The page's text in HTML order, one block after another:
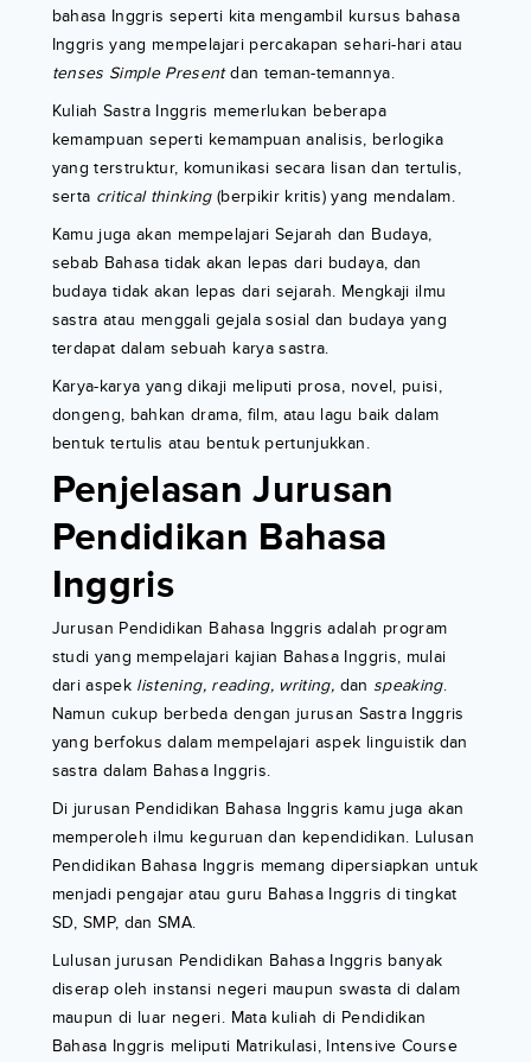
bahasa Inggris seperti kita mengambil kursus bahasa
Inggris yang mempelajari percakapan sehari-hari atau
tenses Simple Presentdan teman-temannya.
Kuliah Sastra Inggris memerlukan beberapa
kemampuan seperti kemampuan analisis, berlogika
yang terstruktur, komunikasi secara lisan dan tertulis,
serta critical thinking(berpikir kritis) yang mendalam.
Kamu juga akan mempelajari Sejarah dan Budaya,
sebab Bahasa tidak akan lepas dari budaya, dan
budaya tidak akan lepas dari sejarah. Mengkaji ilmu
sastra atau menggali gejala sosial dan budaya yang
terdapat dalam sebuah karya sastra.
Karya-karya yang dikaji meliputi prosa, novel, puisi,
dongeng, bahkan drama, film, atau lagu baik dalam
bentuk tertulis atau bentuk pertunjukkan.
Penjelasan Jurusan
Pendidikan Bahasa
Inggris
Jurusan Pendidikan Bahasa Inggris adalah program
studi yang mempelajari kajian Bahasa Inggris, mulai
dari aspek listening, reading, writing, dan speaking.
Namun cukup berbeda dengan jurusan Sastra Inggris
yang berfokus dalam mempelajari aspek linguistik dan
sastra dalam Bahasa Inggris.
Di jurusan Pendidikan Bahasa Inggris kamu juga akan
memperoleh ilmu keguruan dan kependidikan. Lulusan
Pendidikan Bahasa Inggris memang dipersiapkan untuk
menjadi pengajar atau guru Bahasa Inggris di tingkat
SD, SMP, dan SMA.
Lulusan jurusan Pendidikan Bahasa Inggris banyak
diserap oleh instansi negeri maupun swasta di dalam
maupun di luar negeri. Mata kuliah di Pendidikan
Bahasa Inggris meliputi Matrikulasi, Intensive Course